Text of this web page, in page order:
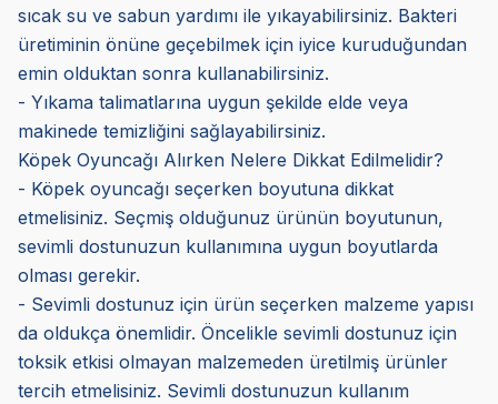
sıcak su ve sabun yardımı ile yıkayabilirsiniz. Bakteri
üretiminin önüne geçebilmek için iyice kuruduğundan
emin olduktan sonra kullanabilirsiniz.
- Yıkama talimatlarına uygun şekilde elde veya
makinede temizliğini sağlayabilirsiniz.
Köpek Oyuncağı Alırken Nelere Dikkat Edilmelidir?
- Köpek oyuncağı seçerken boyutuna dikkat
etmelisiniz. Seçmiş olduğunuz ürünün boyutunun,
sevimli dostunuzun kullanımına uygun boyutlarda
olması gerekir.
- Sevimli dostunuz için ürün seçerken malzeme yapısı
da oldukça önemlidir. Öncelikle sevimli dostunuz için
toksik etkisi olmayan malzemeden üretilmiş ürünler
tercih etmelisiniz. Sevimli dostunuzun kullanım